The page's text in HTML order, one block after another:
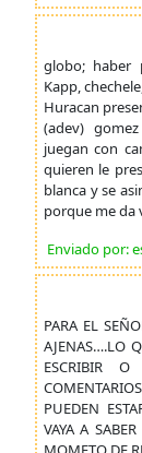
globo; haber
Kapp,
Huracan
(adev)
juegan con
quieren le
blanca y se
porque me da
Enviado por:
PARA EL
AJENAS….LO
ESCRIBIR O
PUEDEN
VAYA A